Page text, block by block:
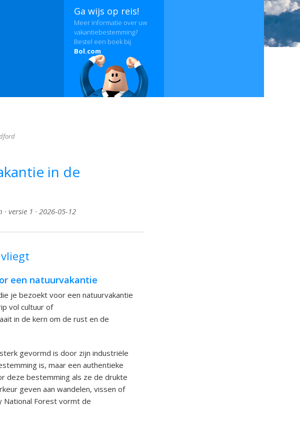
Ga wijs op reis!
Meer informatie over uw
vakantiebestemming?
Bestel een boek bij
Bol.com
in de
versie 1 · 2026-05-12
een natuurvakantie
je bezoekt voor een natuurvakantie
vol cultuur of
in de kern om de rust en de
gevormd is door zijn industriële
is, maar een authentieke
deze bestemming als ze de drukte
geven aan wandelen, vissen of
National Forest vormt de